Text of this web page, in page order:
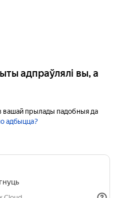
адпраўлялі вы, а
вашай прылады падобныя да
адбыцца?